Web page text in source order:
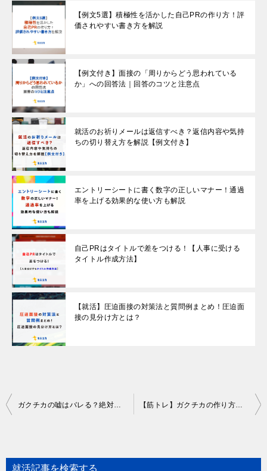
【例文5選】積極性を活かした自己PRの作り方！評
価されやすい書き方を解説
【例文付き】面接の「周りからどう思われている
か」への回答法｜回答のコツと注意点
就活のお祈りメールは返信すべき？返信内容や気持
ちの切り替え方を解説【例文付き】
エントリーシートに書く数字の正しいマナー！通過
率を上げる効果的な使い方も解説
自己PRはタイトルで差をつける！【人事に受ける
タイトル作成方法】
【就活】圧迫面接の対策法と質問例まとめ！圧迫面
接の見分け方とは？
Post
就活記事を検索する